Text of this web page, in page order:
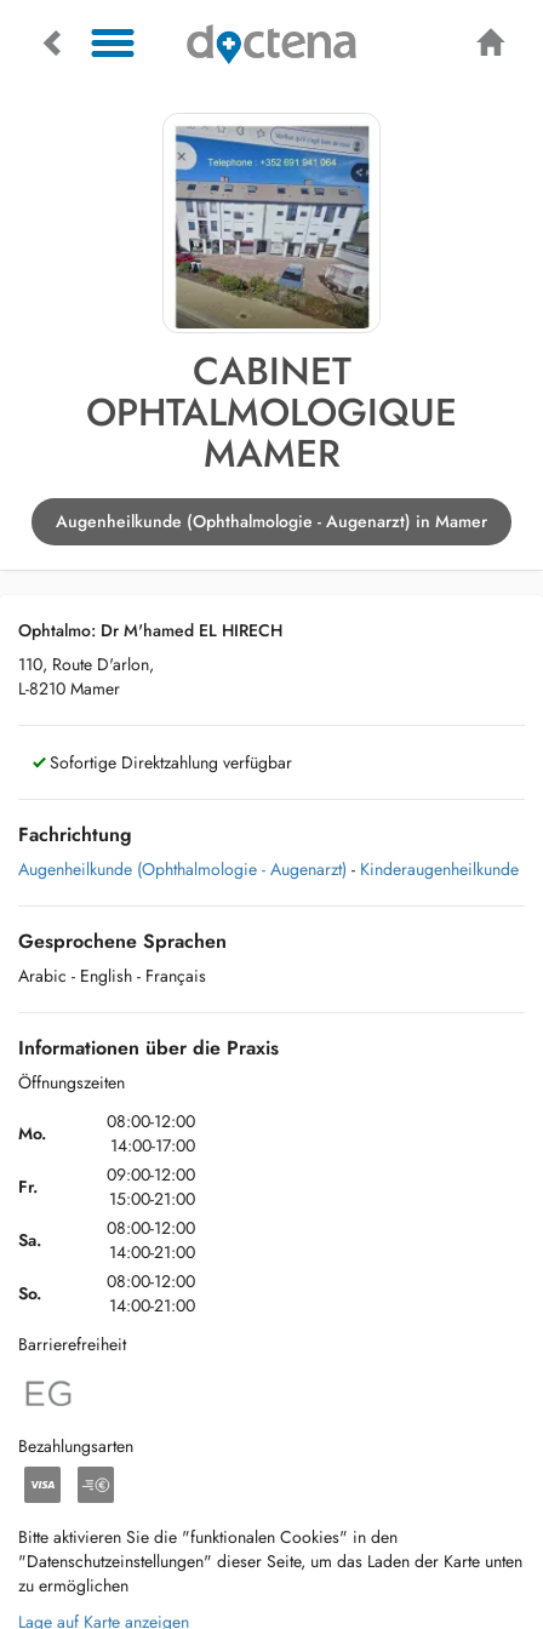
CABINET
OPHTALMOLOGIQUE
MAMER
Augenheilkunde (Ophthalmologie - Augenarzt) in Mamer
Ophtalmo: Dr M'hamed EL HIRECH
110, Route D'arlon,
L-8210 Mamer
Sofortige Direktzahlung verfügbar
Fachrichtung
Augenheilkunde (Ophthalmologie - Augenarzt) - Kinderaugenheilkunde
Gesprochene Sprachen
Arabic - English - Français
Informationen über die Praxis
Öffnungszeiten
Mo.
08:00-12:00
14:00-17:00
Fr.
09:00-12:00
15:00-21:00
Sa.
08:00-12:00
14:00-21:00
So.
08:00-12:00
14:00-21:00
Barrierefreiheit
Bezahlungsarten
Bitte aktivieren Sie die "funktionalen Cookies" in den
"Datenschutzeinstellungen" dieser Seite, um das Laden der Karte unten
zu ermöglichen
Lage auf Karte anzeigen